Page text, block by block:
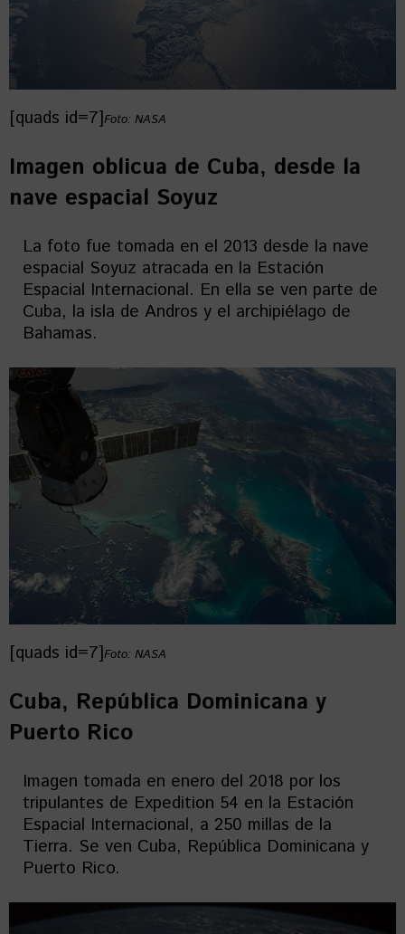
[quads id=7]Foto: NASA
Imagen oblicua de Cuba, desde la
nave espacial Soyuz
La foto fue tomada en el 2013 desde la nave
espacial Soyuz atracada en la Estación
Espacial Internacional. En ella se ven parte de
Cuba, la isla de Andros y el archipiélago de
Bahamas.
[quads id=7]Foto: NASA
Cuba, República Dominicana y
Puerto Rico
Imagen tomada en enero del 2018 por los
tripulantes de Expedition 54 en la Estación
Espacial Internacional, a 250 millas de la
Tierra. Se ven Cuba, República Dominicana y
Puerto Rico.